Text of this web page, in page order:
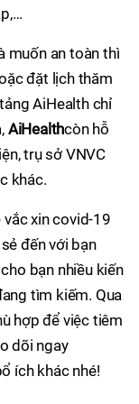
muốn an toàn thì
đặt lịch thăm
AiHealth chỉ
AiHealthcòn hỗ
trụ sở VNVC
khác.
xin covid-19
đến với bạn
bạn nhiều kiến
tìm kiếm. Qua
hợp để việc tiêm
dõi ngay
ích khác nhé!